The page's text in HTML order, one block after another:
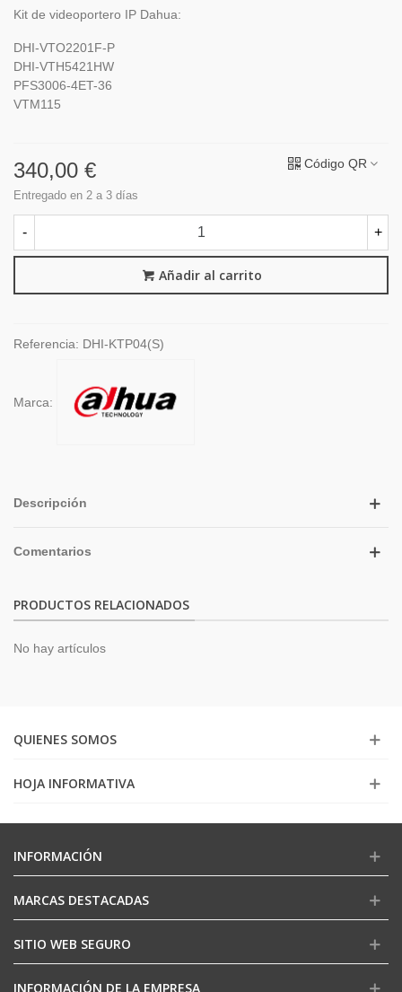
Kit de videoportero IP Dahua:
DHI-VTO2201F-P
DHI-VTH5421HW
PFS3006-4ET-36
VTM115
340,00 €
Entregado en 2 a 3 días
Código QR
- +
Añadir al carrito
Referencia: DHI-KTP04(S)
Marca:
Descripción
Comentarios
PRODUCTOS RELACIONADOS
No hay artículos
QUIENES SOMOS
HOJA INFORMATIVA
INFORMACIÓN
MARCAS DESTACADAS
SITIO WEB SEGURO
INFORMACIÓN DE LA EMPRESA